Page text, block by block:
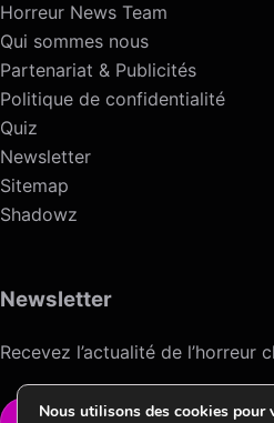
Horreur News Team
Qui sommes nous
Partenariat & Publicités
Politique de confidentialité
Quiz
Newsletter
Sitemap
Shadowz
Newsletter
Recevez l’actualité de l’horreur
Nous utilisons des cookies